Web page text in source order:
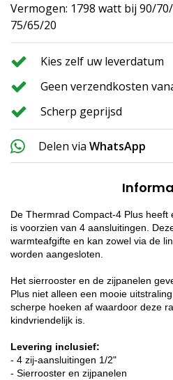
Vermogen: 1798 watt bij 90/
75/65/20
Kies zelf uw leverdatum
Geen verzendkosten
Scherp geprijsd
Delen via WhatsApp
De Thermrad Compact-4 Plus heeft
is voorzien van 4 aansluitingen.
warmteafgifte en kan zowel via de
worden aangesloten.
Het sierrooster en de zijpanelen
Plus niet alleen een mooie
scherpe hoeken af waardoor deze
kindvriendelijk is.
Levering inclusief:
- 4 zij-aansluitingen 1/2"
- Sierrooster en zijpanelen